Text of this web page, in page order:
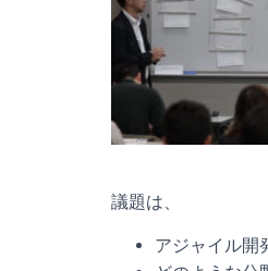
議題は、
アジャイル開